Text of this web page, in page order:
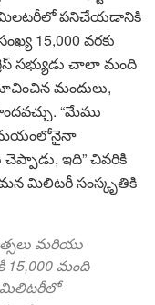
మిలటరీలో పనిచేయడానికి
15,000 వరకు
సభ్యుడు చాలా మంది
మందులు,
“మేము
సమయంలోనైనా
ఇది” చివరికి
మన మిలిటరీ సంస్కృతికి
మరియు
15,000 మంది
మిలిటరీలో